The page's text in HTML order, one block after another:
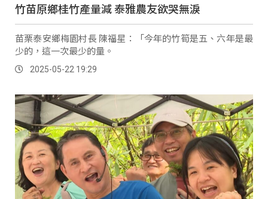
竹苗原鄉桂竹產量減 泰雅農友欲哭無淚
苗栗泰安鄉梅園村長 陳福星：「今年的竹筍是五、六年是最
少的，這一次最少的量。
2025-05-22 19:29